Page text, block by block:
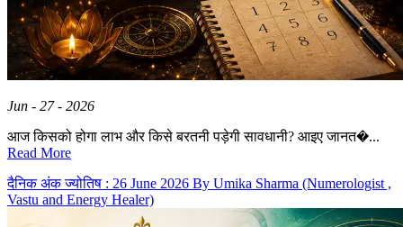
Jun - 27 - 2026
आज किसको होगा लाभ और किसे बरतनी पड़ेगी सावधानी? आइए जानत�...
Read More
दैनिक अंक ज्योतिष : 26 June 2026 By Umika Sharma (Numerologist ,
Vastu and Energy Healer)